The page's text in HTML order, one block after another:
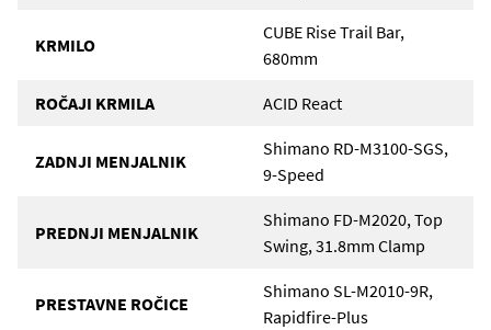
KRMILO
CUBE Rise Trail Bar,
680mm
ROČAJI KRMILA ACID React
ZADNJI MENJALNIK
Shimano RD-M3100-SGS,
9-Speed
PREDNJI MENJALNIK
Shimano FD-M2020, Top
Swing, 31.8mm Clamp
PRESTAVNE ROČICE
Shimano SL-M2010-9R,
Rapidfire-Plus